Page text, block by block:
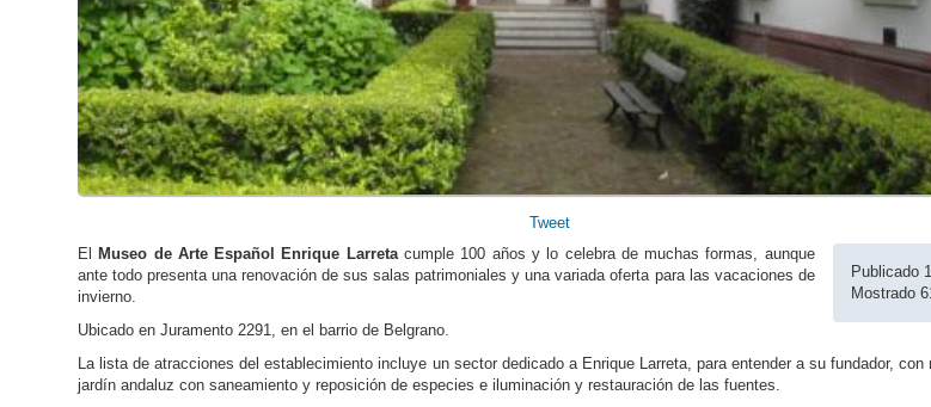
Tweet
Publicado
Mostrado
El Museo de Arte Español Enrique Larretacumple 100 años y lo celebra de muchas formas, aunque
ante todo presenta una renovación de sus salas patrimoniales y una variada oferta para las vacaciones de
invierno.
Ubicado en Juramento 2291, en el barrio de Belgrano.
La lista de atracciones del establecimiento incluye un sector dedicado a Enrique Larreta, para entender a su fundador, con
jardín andaluz con saneamiento y reposición de especies e iluminación y restauración de las fuentes.